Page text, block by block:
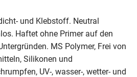
und Klebstoff. Neutral
Haftet ohne Primer auf den
MS Polymer, Frei von
Silikonen und
UV-, wasser-, wetter- und